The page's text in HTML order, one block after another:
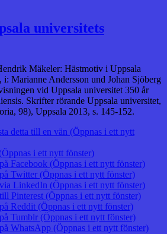
universitets
Mäkeler: Hästmotiv i Uppsala
Marianne Andersson und Johan Sjöberg
vid Uppsala universitet 350 år
Skrifter rörande Uppsala universitet,
98), Uppsala 2013, s. 145-152.
detta till en vän (Öppnas i ett nytt
i ett nytt fönster)
Facebook (Öppnas i ett nytt fönster)
Twitter (Öppnas i ett nytt fönster)
LinkedIn (Öppnas i ett nytt fönster)
Pinterest (Öppnas i ett nytt fönster)
Reddit (Öppnas i ett nytt fönster)
Tumblr (Öppnas i ett nytt fönster)
WhatsApp (Öppnas i ett nytt fönster)